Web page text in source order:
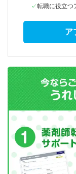
転職に役立つ
ア